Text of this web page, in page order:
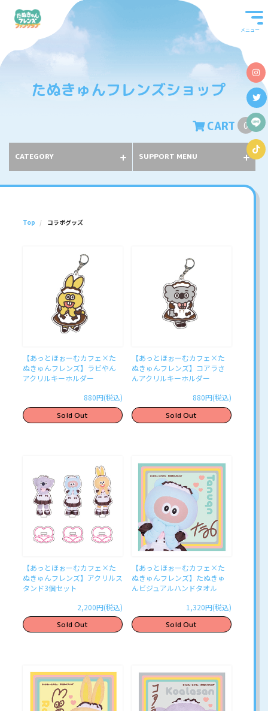
メニュー
たぬきゅんフレンズショップ
CART 0
CATEGORY SUPPORT MENU
Top コラボグッズ
【あっとほぉーむカフェ×た
ぬきゅんフレンズ】ラビやん
アクリルキーホルダー
880円(税込)
Sold Out
【あっとほぉーむカフェ×た
ぬきゅんフレンズ】コアラさ
んアクリルキーホルダー
880円(税込)
Sold Out
【あっとほぉーむカフェ×た
ぬきゅんフレンズ】アクリルス
タンド3個セット
2,200円(税込)
Sold Out
【あっとほぉーむカフェ×た
ぬきゅんフレンズ】たぬきゅ
んビジュアルハンドタオル
1,320円(税込)
Sold Out